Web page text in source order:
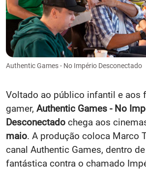
Authentic Games - No Império Desconectado
Voltado ao público infantil e aos
gamer, Authentic Games - No
Desconectado chega aos
maio. A produção coloca Marco
canal Authentic Games, dentro
fantástica contra o chamado